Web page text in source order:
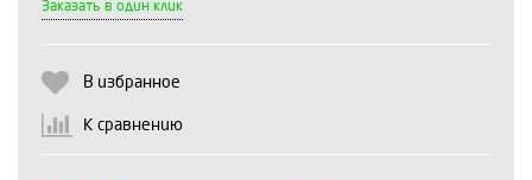
Заказать в один клик
В избранное
К сравнению